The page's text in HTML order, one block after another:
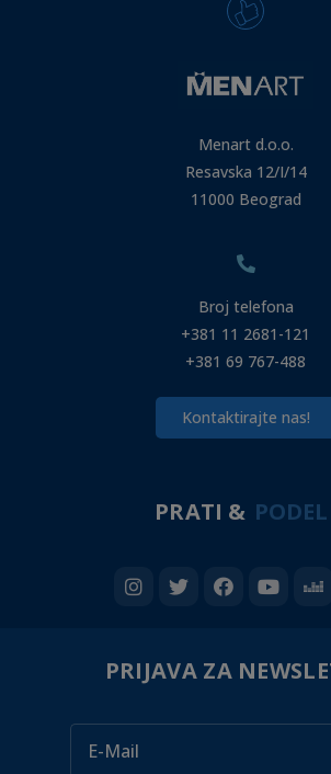
Menart d.o.o.
Resavska 12/I/14
11000 Beograd
Broj telefona
+381 11 2681-121
+381 69 767-488
Kontaktirajte nas!
PRATI &
PRIJAVA ZA